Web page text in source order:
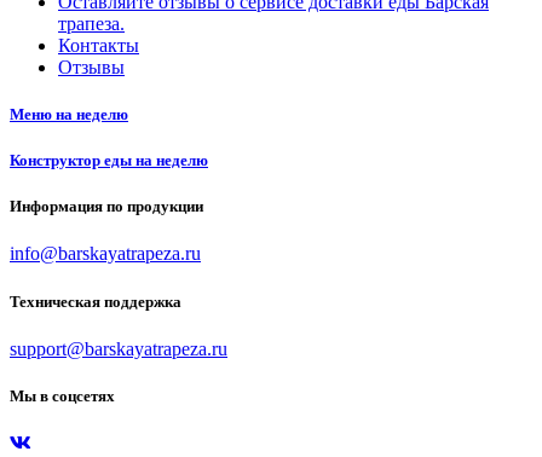
трапеза.
Контакты
Отзывы
Меню на неделю
Конструктор еды на неделю
Информация по продукции
info@barskayatrapeza.ru
Техническая поддержка
support@barskayatrapeza.ru
Мы в соцсетях